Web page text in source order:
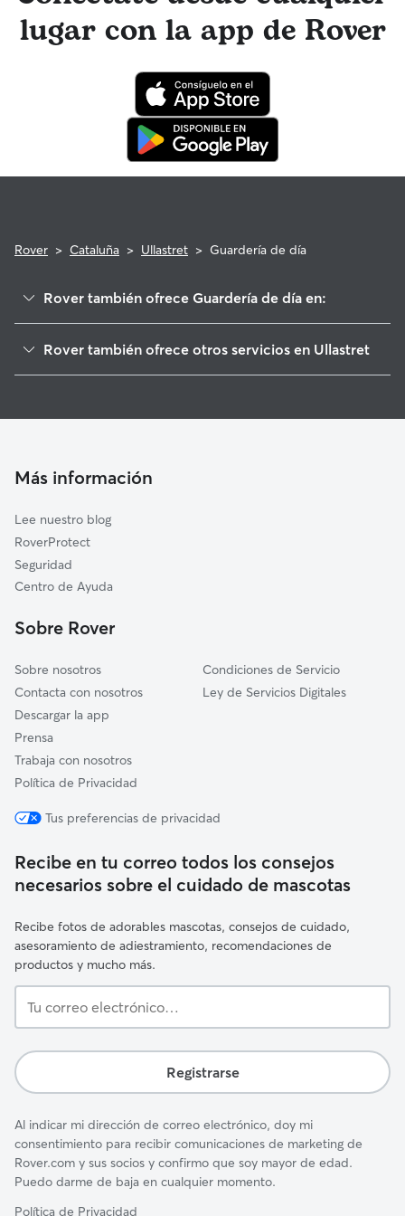
cuidador tienen acceso a asesoramiento de profesionales
veterinarios cualificados. En el improbable caso de que
surjan problemas durante una reserva, ten la tranquilidad de
reembolso de la Garantía Rover para asistencia veterinaria
que cumpla con los requisitos.
lugar con la app de Rover
Rover > Cataluña > Ullastret > Guardería de día
Rover también ofrece Guardería de día en:
Palau-sator
Rupià
Ullà
Verges
Torrent
Jafre
Rover también ofrece otros servicios en Ullastret
Cuidadores a domicilio en Ullastret
Más información
Lee nuestro blog
RoverProtect
Seguridad
Centro de Ayuda
Sobre Rover
Sobre nosotros
Contacta con nosotros
Descargar la app
Prensa
Trabaja con nosotros
Política de Privacidad
Condiciones de Servicio
Ley de Servicios Digitales
Tus preferencias de privacidad
Recibe en tu correo todos los consejos
necesarios sobre el cuidado de mascotas
Recibe fotos de adorables mascotas, consejos de cuidado,
asesoramiento de adiestramiento, recomendaciones de
productos y mucho más.
correo
Registrarse
Al indicar mi dirección de correo electrónico, doy mi
consentimiento para recibir comunicaciones de marketing de
Rover.com y sus socios y confirmo que soy mayor de edad.
Puedo darme de baja en cualquier momento.
Política de Privacidad